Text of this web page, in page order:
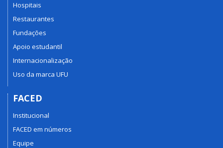
Hospitais
Restaurantes
Fundações
Apoio estudantil
Internacionalização
Uso da marca UFU
FACED
Institucional
FACED em números
Equipe